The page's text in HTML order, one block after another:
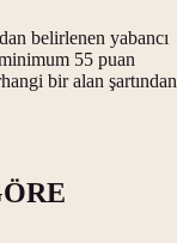
belirlenen yabancı
55 puan
bir alan şartından